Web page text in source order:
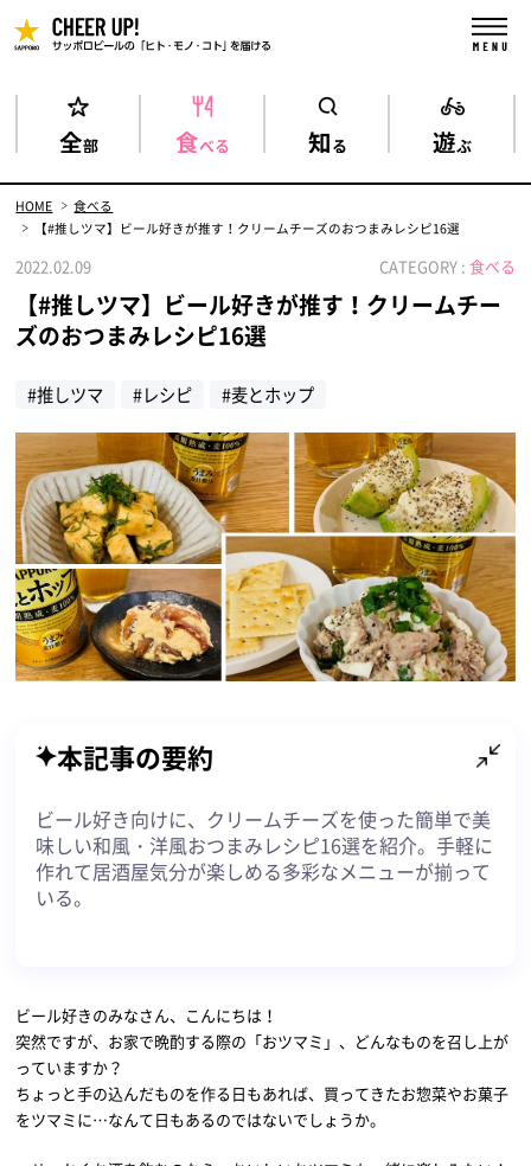
全部 食べる 知る 遊ぶ
HOME
食べる
【#推しツマ】ビール好きが推す！クリームチーズのおつまみレシピ16選
2022.02.09 CATEGORY : 食べる
【#推しツマ】ビール好きが推す！クリームチー
ズのおつまみレシピ16選
#推しツマ #レシピ #麦とホップ
本記事の要約
ビール好き向けに、クリームチーズを使った簡単で美
味しい和風・洋風おつまみレシピ16選を紹介。手軽に
作れて居酒屋気分が楽しめる多彩なメニューが揃って
いる。
ビール好きのみなさん、こんにちは！
突然ですが、お家で晩酌する際の「おツマミ」、どんなものを召し上が
っていますか？
ちょっと手の込んだものを作る日もあれば、買ってきたお惣菜やお菓子
をツマミに…なんて日もあるのではないでしょうか。